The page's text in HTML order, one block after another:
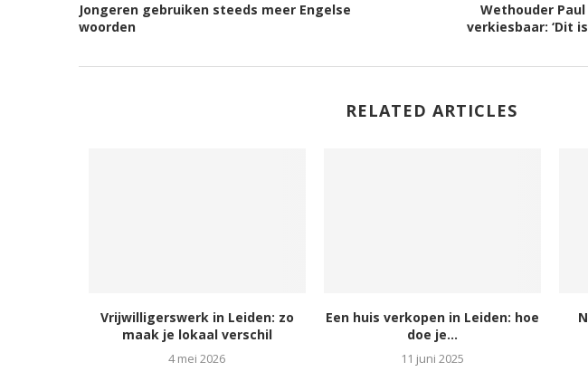
Jongeren gebruiken steeds meer Engelse
woorden
Wethouder
verkiesbaar: ‘Dit
RELATED ARTICLES
Vrijwilligerswerk in Leiden: zo
maak je lokaal verschil
4 mei 2026
Een huis verkopen in Leiden: hoe
doe je...
11 juni 2025